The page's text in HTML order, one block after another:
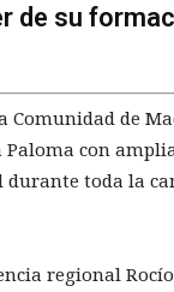
de su
de
Paloma con
toda la
regional